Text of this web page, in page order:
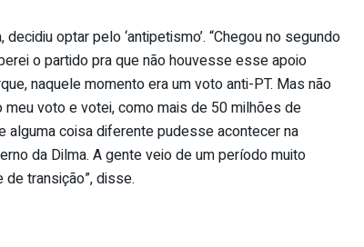
optar pelo ‘antipetismo’. “Chegou no segundo
o partido pra que não houvesse esse apoio
naquele momento era um voto anti-PT. Mas não
voto e votei, como mais de 50 milhões de
alguma coisa diferente pudesse acontecer na
da Dilma. A gente veio de um período muito
transição”, disse.